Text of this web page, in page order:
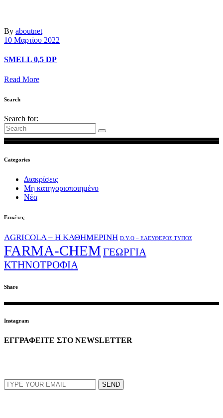
By aboutnet
10 Μαρτίου 2022
SMELL 0,5 DP
Read More
Search
Search for:
Categories
Διακρίσεις
Μη κατηγοριοποιημένο
Νέα
Ετικέτες
AGRICOLA – Η ΚΑΘΗΜΕΡΙΝΗ D.Y.O – ΕΛΕΥΘΕΡΟΣ ΤΥΠΟΣ
FARMA-CHEM ΓΕΩΡΓΙΑ
ΚΤΗΝΟΤΡΟΦΙΑ
Share
Instagram
ΕΓΓΡΑΦΕΙΤΕ ΣΤΟ NEWSLETTER